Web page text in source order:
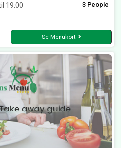
19:00 3 People
Se Menukort